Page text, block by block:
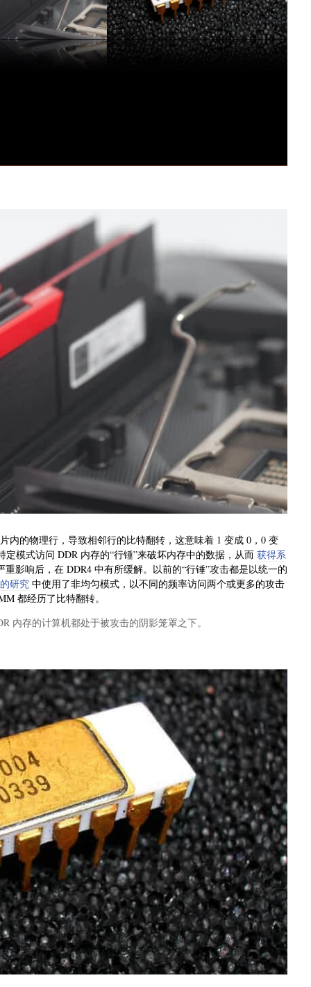
内的物理行，导致相邻行的比特翻转，这意味着 1 变成 0，0 变
模式访问 DDR 内存的“行锤”来破坏内存中的数据，从而 获得系
影响后，在 DDR4 中有所缓解。以前的“行锤”攻击都是以统一的
研究 中使用了非均匀模式，以不同的频率访问两个或更多的攻击
都经历了比特翻转。
内存的计算机都处于被攻击的阴影笼罩之下。